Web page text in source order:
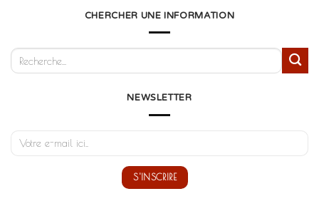
CHERCHER UNE INFORMATION
NEWSLETTER